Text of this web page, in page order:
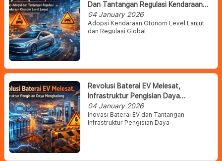
Dan Tantangan Regulasi Kendaraan
Otonom Level Lanjut
04 January 2026
Adopsi Kendaraan Otonom Level Lanjut
dan Regulasi Global
Revolusi Baterai EV Melesat,
Infrastruktur Pengisian Daya
Menghadang
04 January 2026
Inovasi Baterai EV dan Tantangan
Infrastruktur Pengisian Daya